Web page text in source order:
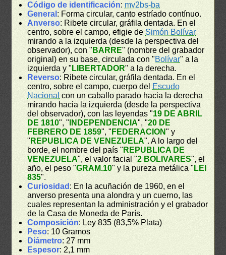
Código de identificación: mv2bs-ba
General : Forma circular, canto estríado contínuo.
Anverso: Ribete circular, gráfila dentada. En el
centro, sobre el campo, efigie deSimón Bolívar
mirando a la izquierda (desde la perspectiva del
observador), con " BARRE" (nombre del grabador
original) en su base, circulada con "Bolívar" a la
izquierda y " LIBERTADOR" a la derecha.
Reverso: Ribete circular, gráfila dentada. En el
centro, sobre el campo, cuerpo del Escudo
Nacional con un caballo parado hacia la derecha
mirando hacia la izquierda (desde la perspectiva
del observador), con las leyendas "19 DE ABRIL
DE 1810", " INDEPENDENCIA", "20 DE
FEBRERO DE 1859", " FEDERACION" y
" REPUBLICA DE VENEZUELA". A lo largo del
borde, el nombre del país " REPUBLICA DE
VENEZUELA", el valor facial "2 BOLIVARES", el
año, el peso "GRAM.10" y la pureza metálica " LEI
835".
Curiosidad : En la acuñación de 1960, en el
anverso presenta una alondra y un cuerno, las
cuales representan la administración y el grabador
de la Casa de Moneda de París.
Composición: Ley 835 (83,5% Plata)
Peso: 10 Gramos
Diámetro: 27 mm
Espesor: 2,1 mm